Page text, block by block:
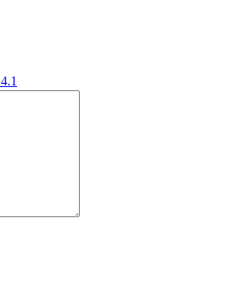
4.1